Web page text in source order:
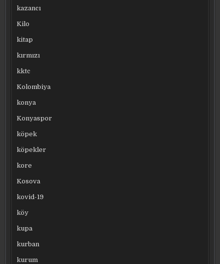
kazancı
Kilo
kitap
kırmızı
kktc
Kolombiya
konya
Konyaspor
köpek
köpekler
kore
Kosova
kovid-19
köy
kupa
kurban
kurum